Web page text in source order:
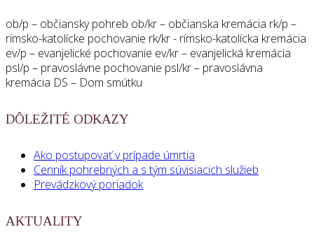
ob/p – občiansky pohreb ob/kr – občianska kremácia rk/p –
rímsko-katolícke pochovanie rk/kr - rímsko-katolícka kremácia
ev/p – evanjelické pochovanie ev/kr – evanjelická kremácia
psl/p – pravoslávne pochovanie psl/kr – pravoslávna
kremácia DS – Dom smútku
DÔLEŽITÉ ODKAZY
Ako postupovať v prípade úmrtia
Cenník pohrebných a s tým súvisiacich služieb
Prevádzkový poriadok
AKTUALITY